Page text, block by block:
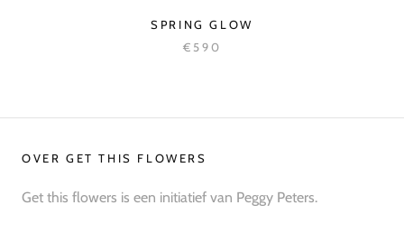
SPRING GLOW
€590
OVER GET THIS FLOWERS
Get this flowers is een initiatief van Peggy Peters.